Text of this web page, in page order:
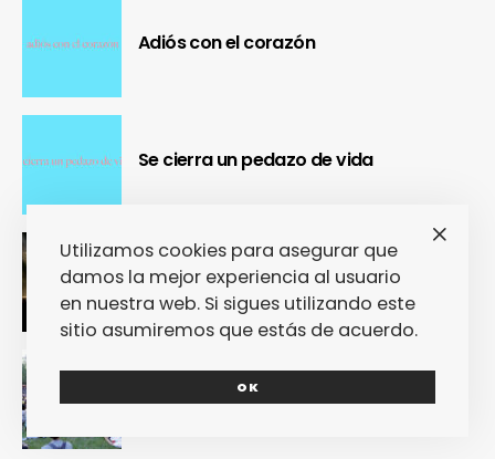
Adiós con el corazón
Se cierra un pedazo de vida
OUR Fest 2024 convirtió a Ourense en
la capital del Cool Britannia
Nuestra crónica confirma que Paredes
de Coura 2024 no fue un festival, sino
Utilizamos cookies para asegurar que
damos la mejor experiencia al usuario
en nuestra web. Si sigues utilizando este
sitio asumiremos que estás de acuerdo.
OK